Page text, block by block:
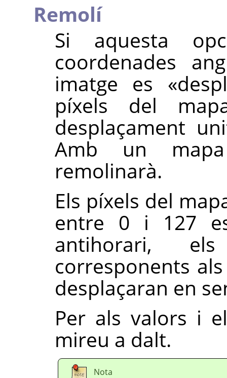
Remolí
Si aquesta
coordenades
imatge es «
píxels del
desplaçament
Amb un
remolinarà.
Els píxels del
entre 0 i 127
antihorari,
corresponents
desplaçaran en
Per als valors i
mireu a dalt.
Nota